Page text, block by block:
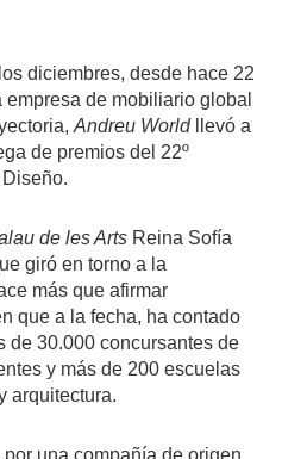
diciembres, desde hace 22
de mobiliario global
Andreu Worldllevó a
de premios del 22º
de les Arts Reina Sofía
giró en torno a la
más que afirmar
que a la fecha, ha contado
de 30.000 concursantes de
y más de 200 escuelas
arquitectura.
una compañía de origen